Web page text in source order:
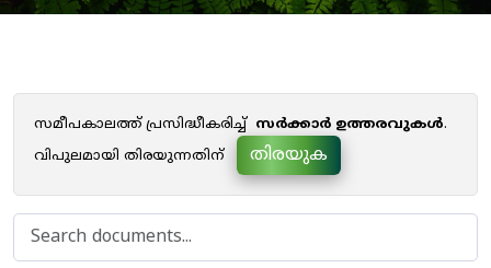
സമീപകാലത്ത് പ്രസിദ്ധീകരിച്ച് സർക്കാർ ഉത്തരവുകൾ.
വിപുലമായി തിരയുന്നതിന്
തിരയുക